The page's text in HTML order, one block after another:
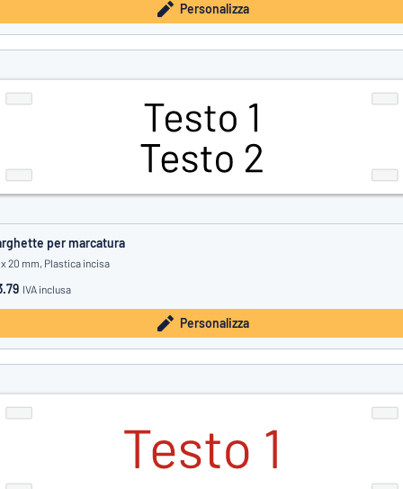
Personalizza
per marcatura
20 mm, Plastica incisa
IVA inclusa
Personalizza